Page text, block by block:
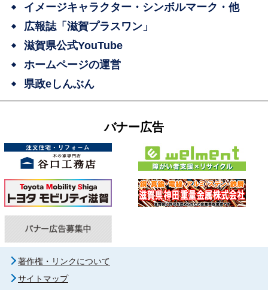
イメージキャラクター・シンボルマーク・他
広報誌「滋賀プラスワン」
滋賀県公式YouTube
ホームページの運営
県政eしんぶん
バナー広告
著作権・リンクについて
サイトマップ